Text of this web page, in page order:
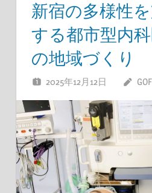
新宿の多様性
する都市型内
の地域づくり
2025年12月12日